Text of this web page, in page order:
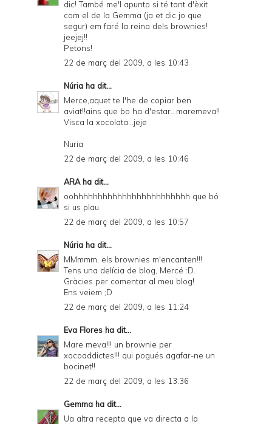
dic! També me'l apunto si té tant d'èxit
com el de la Gemma (ja et dic jo que
segur) em faré la reina dels brownies!
jeejej!!
Petons!
22 de març del 2009, a les 10:43
Núria ha dit...
Merce,aquet te l'he de copiar ben
aviat!!ains que bo ha d'estar...maremeva!!
Visca la xocolata...jeje
Nuria
22 de març del 2009, a les 10:46
ARAha dit...
oohhhhhhhhhhhhhhhhhhhhhhhh que bó
si us plau.
22 de març del 2009, a les 10:57
Núria ha dit...
MMmmm, els brownies m'encanten!!!
Tens una delícia de blog, Mercé :D.
Gràcies per comentar al meu blog!
Ens veiem ;D
22 de març del 2009, a les 11:24
Eva Flores ha dit...
Mare meva!!! un brownie per
xocoaddictes!!! qui pogués agafar-ne un
bocinet!!
22 de març del 2009, a les 13:36
Gemma ha dit...
Ua altra recepta que va directa a la